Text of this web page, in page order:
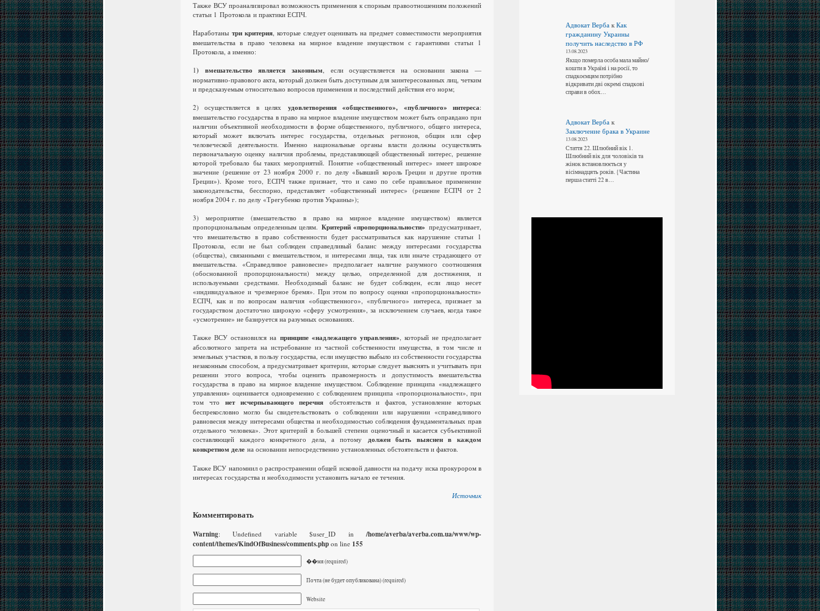
Также ВСУ проанализировал возможность применения к спорным правоотношениям положений
статьи 1 Протокола и практики ЕСПЧ.
Наработаны три критерия, которые следует оценивать на предмет совместимости мероприятия
вмешательства в право человека на мирное владение имуществом с гарантиями статьи 1
Протокола, а именно:
1) вмешательство является законным, если осуществляется на основании закона —
нормативно-правового акта, который должен быть доступным для заинтересованных лиц, четким
и предсказуемым относительно вопросов применения и последствий действия его норм;
2) осуществляется в целях удовлетворения «общественного», «публичного» интереса:
вмешательство государства в право на мирное владение имуществом может быть оправдано при
наличии объективной необходимости в форме общественного, публичного, общего интереса,
который может включать интерес государства, отдельных регионов, общин или сфер
человеческой деятельности. Именно национальные органы власти должны осуществлять
первоначальную оценку наличия проблемы, представляющей общественный интерес, решение
которой требовало бы таких мероприятий. Понятие «общественный интерес» имеет широкое
значение (решение от 23 ноября 2000 г. по делу «Бывший король Греции и другие против
Греции»). Кроме того, ЕСПЧ также признает, что и само по себе правильное применение
законодательства, бесспорно, представляет «общественный интерес» (решение ЕСПЧ от 2
ноября 2004 г. по делу «Трегубенко против Украины»);
3) мероприятие (вмешательство в право на мирное владение имуществом) является
пропорциональным определенным целям. Критерий «пропорциональности» предусматривает,
что вмешательство в право собственности будет рассматриваться как нарушение статьи 1
Протокола, если не был соблюден справедливый баланс между интересами государства
(общества), связанными с вмешательством, и интересами лица, так или иначе страдающего от
вмешательства. «Справедливое равновесие» предполагает наличие разумного соотношения
(обоснованной пропорциональности) между целью, определенной для достижения, и
используемыми средствами. Необходимый баланс не будет соблюден, если лицо несет
«индивидуальное и чрезмерное бремя». При этом по вопросу оценки «пропорциональности»
ЕСПЧ, как и по вопросам наличия «общественного», «публичного» интереса, признает за
государством достаточно широкую «сферу усмотрения», за исключением случаев, когда такое
«усмотрение» не базируется на разумных основаниях.
Также ВСУ остановился на принципе «надлежащего управления», который не предполагает
абсолютного запрета на истребование из частной собственности имущества, в том числе и
земельных участков, в пользу государства, если имущество выбыло из собственности государства
незаконным способом, а предусматривает критерии, которые следует выяснять и учитывать при
решении этого вопроса, чтобы оценить правомерность и допустимость вмешательства
государства в право на мирное владение имуществом. Соблюдение принципа «надлежащего
управления» оценивается одновременно с соблюдением принципа «пропорциональности», при
том чтонет исчерпывающего перечня обстоятельств и фактов, установление которых
беспрекословно могло бы свидетельствовать о соблюдении или нарушении «справедливого
равновесия между интересами общества и необходимостью соблюдения фундаментальных прав
отдельного человека». Этот критерий в большей степени оценочный и касается субъективной
составляющей каждого конкретного дела, а потому должен быть выяснен в каждом
конкретном деле на основании непосредственно установленных обстоятельств и фактов.
Также ВСУ напомнил о распространении общей исковой давности на подачу иска прокурором в
интересах государства и необходимости установить начало ее течения.
Источник
Комментировать
Warning: Undefined variable $user_ID in /home/averba/averba.com.ua/www/wp-
content/themes/KindOfBusiness/comments.php on line 155
��мя (required)
Почта (не будет опубликована) (required)
Website
Адвокат Вербак Как
гражданину Украины
получить наследство в РФ
13.08.2023
Якщо померла особа мала майно/
кошти в Україні і на росії, то
спадкоємцям потрібно
відкривати дві окремі спадкові
справи в обох…
Адвокат Вербак
Заключение брака в Украине
13.08.2023
Стаття 22. Шлюбний вік 1.
Шлюбний вік для чоловіків та
жінок встановлюється у
вісімнадцять років. {Частина
перша статті 22 в…